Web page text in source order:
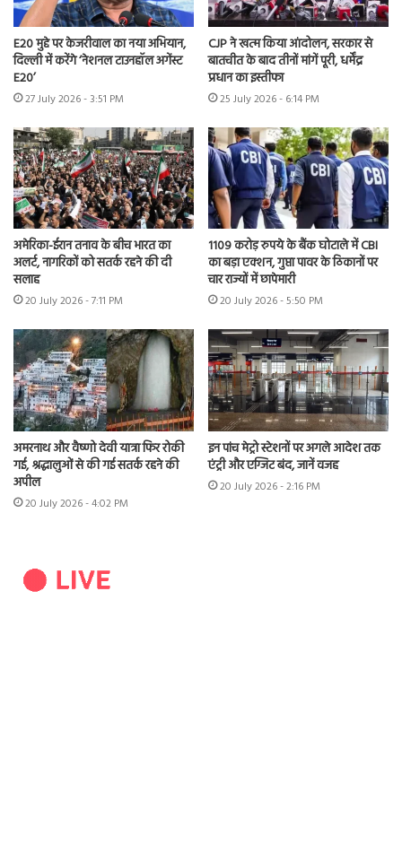
E20 मुद्दे पर केजरीवाल का नया अभियान,
दिल्ली में करेंगे ‘नेशनल टाउनहॉल अगेंस्ट
E20’
27 July 2026 - 3:51 PM
CJP ने खत्म किया आंदोलन, सरकार से
बातचीत के बाद तीनों मांगें पूरी, धर्मेंद्र
प्रधान का इस्तीफा
25 July 2026 - 6:14 PM
अमेरिका-ईरान तनाव के बीच भारत का
अलर्ट, नागरिकों को सतर्क रहने की दी
सलाह
20 July 2026 - 7:11 PM
1109 करोड़ रुपये के बैंक घोटाले में CBI
का बड़ा एक्शन, गुप्ता पावर के ठिकानों पर
चार राज्यों में छापेमारी
20 July 2026 - 5:50 PM
अमरनाथ और वैष्णो देवी यात्रा फिर रोकी
गई, श्रद्धालुओं से की गई सतर्क रहने की
अपील
20 July 2026 - 4:02 PM
इन पांच मेट्रो स्टेशनों पर अगले आदेश तक
एंट्री और एग्जिट बंद, जानें वजह
20 July 2026 - 2:16 PM